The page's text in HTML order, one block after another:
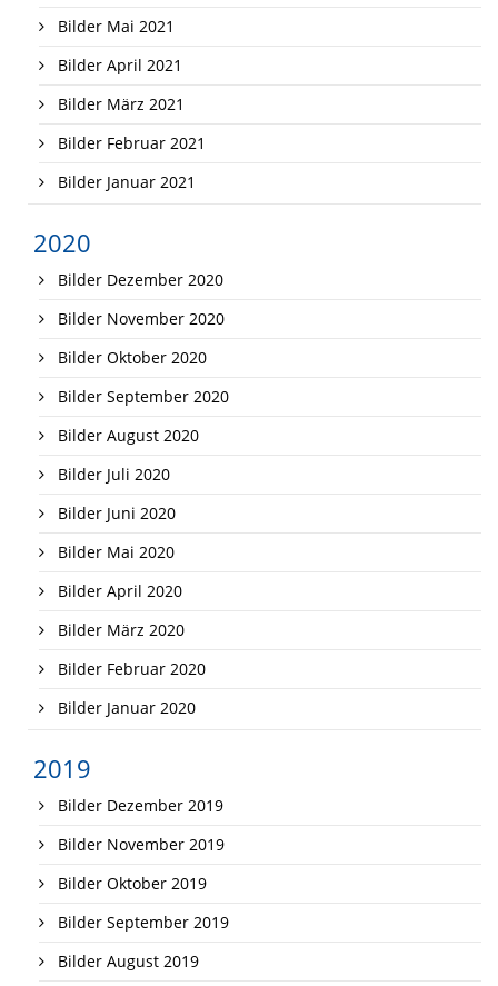
Bilder Mai 2021
Bilder April 2021
Bilder März 2021
Bilder Februar 2021
Bilder Januar 2021
2020
Bilder Dezember 2020
Bilder November 2020
Bilder Oktober 2020
Bilder September 2020
Bilder August 2020
Bilder Juli 2020
Bilder Juni 2020
Bilder Mai 2020
Bilder April 2020
Bilder März 2020
Bilder Februar 2020
Bilder Januar 2020
2019
Bilder Dezember 2019
Bilder November 2019
Bilder Oktober 2019
Bilder September 2019
Bilder August 2019